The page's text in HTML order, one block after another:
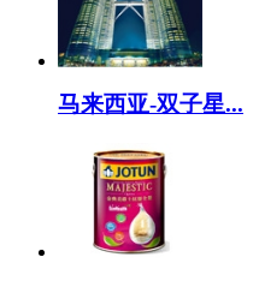
马来西亚-双子星...